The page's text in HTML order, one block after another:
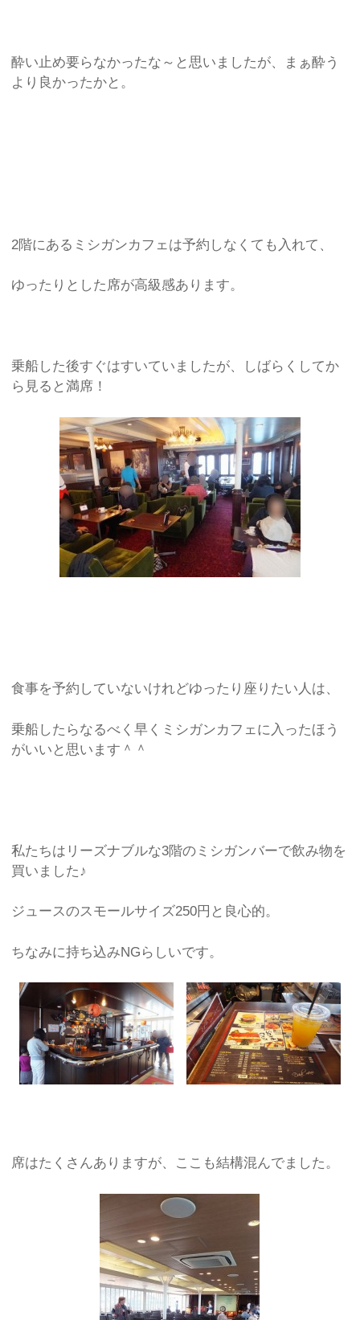
酔い止め要らなかったな～と思いましたが、まぁ酔う
より良かったかと。
2階にあるミシガンカフェは予約しなくても入れて、
ゆったりとした席が高級感あります。
乗船した後すぐはすいていましたが、しばらくしてか
ら見ると満席！
食事を予約していないけれどゆったり座りたい人は、
乗船したらなるべく早くミシガンカフェに入ったほう
がいいと思います＾＾
私たちはリーズナブルな3階のミシガンバーで飲み物を
買いました♪
ジュースのスモールサイズ250円と良心的。
ちなみに持ち込みNGらしいです。
席はたくさんありますが、ここも結構混んでました。